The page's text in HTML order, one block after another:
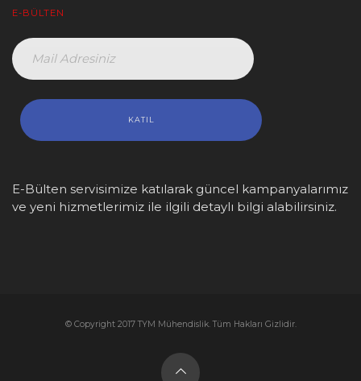
E-BÜLTEN
E-Bülten servisimize katılarak güncel kampanyalarımız
ve yeni hizmetlerimiz ile ilgili detaylı bilgi alabilirsiniz.
© Copyright 2017 TYM Mühendislik. Tüm Hakları Gizlidir.